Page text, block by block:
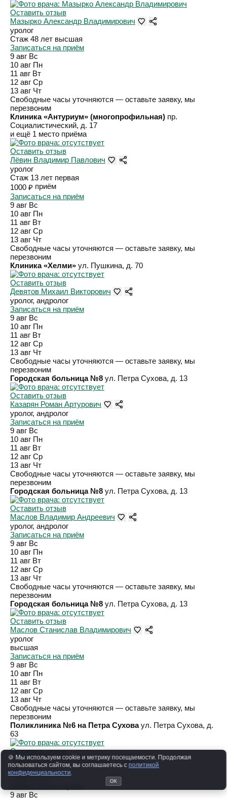
Оставить отзыв
Мазырко Александр Владимирович
уролог
Стаж 48 лет высшая
Записаться на приём
9 авг Вс
10 авг Пн
11 авг Вт
12 авг Ср
13 авг Чт
Свободные часы уточняются — оставьте заявку, мы
перезвоним
Клиника «Антуриум» (многопрофильная) пр.
Социалистический, д. 17
и ещё 1 место приёма
Оставить отзыв
Лёвин Владимир Павлович
уролог
Стаж 13 лет первая
1000 ₽ приём
Записаться на приём
9 авг Вс
10 авг Пн
11 авг Вт
12 авг Ср
13 авг Чт
Свободные часы уточняются — оставьте заявку, мы
перезвоним
Клиника «Хелми» ул. Пушкина, д. 70
Оставить отзыв
Девятов Михаил Викторович
уролог, андролог
Записаться на приём
9 авг Вс
10 авг Пн
11 авг Вт
12 авг Ср
13 авг Чт
Свободные часы уточняются — оставьте заявку, мы
перезвоним
Городская больница №8 ул. Петра Сухова, д. 13
Оставить отзыв
Казарян Роман Артурович
уролог, андролог
Записаться на приём
9 авг Вс
10 авг Пн
11 авг Вт
12 авг Ср
13 авг Чт
Свободные часы уточняются — оставьте заявку, мы
перезвоним
Городская больница №8 ул. Петра Сухова, д. 13
Оставить отзыв
Маслов Владимир Андреевич
уролог, андролог
Записаться на приём
9 авг Вс
10 авг Пн
11 авг Вт
12 авг Ср
13 авг Чт
Свободные часы уточняются — оставьте заявку, мы
перезвоним
Городская больница №8 ул. Петра Сухова, д. 13
Оставить отзыв
Маслов Станислав Владимирович
уролог
высшая
Записаться на приём
9 авг Вс
10 авг Пн
11 авг Вт
12 авг Ср
13 авг Чт
Свободные часы уточняются — оставьте заявку, мы
перезвоним
Поликлиника №6 на Петра Сухова ул. Петра Сухова, д.
63
Оставить отзыв
Ларионова Мария Николаевна
уролог
Стаж 7 лет
9 авг Вс
🍪 Мы используем cookie и метрику посещаемости. Продолжая
пользоваться сайтом, вы соглашаетесь с политикой
конфиденциальности
ОК